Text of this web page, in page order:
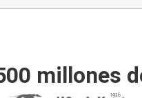
millones